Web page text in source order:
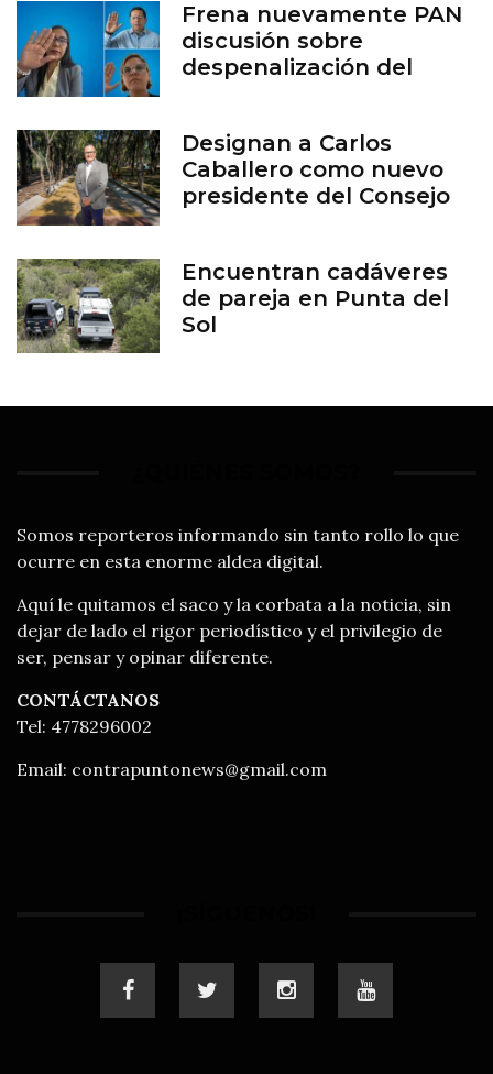
Frena nuevamente PAN
discusión sobre
despenalización del
Designan a Carlos
Caballero como nuevo
presidente del Consejo
Encuentran cadáveres
de pareja en Punta del
Sol
Somos reporteros informando sin tanto rollo lo que
ocurre en esta enorme aldea digital.
Aquí le quitamos el saco y la corbata a la noticia, sin
dejar de lado el rigor periodístico y el privilegio de
ser, pensar y opinar diferente.
CONTÁCTANOS
Tel: 4778296002
Email: contrapuntonews@gmail.com